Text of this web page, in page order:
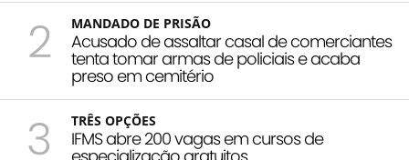
2 MANDADO DE PRISÃO
Acusado de assaltar casal de comerciantes
tenta tomar armas de policiais e acaba
preso em cemitério
3 TRÊS OPÇÕES
IFMS abre 200 vagas em cursos de